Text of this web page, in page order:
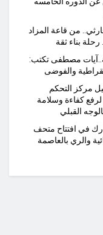
من قاعة المزاد
بناء ثقة
مصطفى تكتب:
والفوضى
مركز التحكم
كفاءة وسلامة
القبلي
في افتتاح متحف
والري بالعاصمة